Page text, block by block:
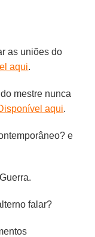
as uniões do
aqui.
mestre nunca
aqui.
e
falar?